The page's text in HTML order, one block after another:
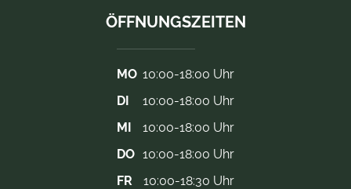
ÖFFNUNGSZEITEN
MO 10:00-18:00 Uhr
DI
10:00-18:00 Uhr
MI
10:00-18:00 Uhr
DO 10:00-18:00 Uhr
FR
10:00-18:30 Uhr